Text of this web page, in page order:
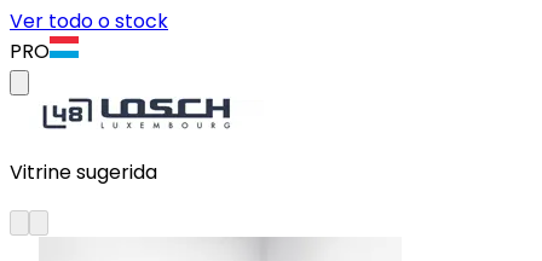
Ver todo o stock
PRO
Vitrine sugerida